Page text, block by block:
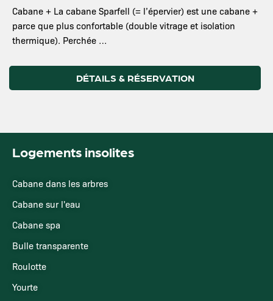
Cabane + La cabane Sparfell (= l’épervier) est une cabane +
parce que plus confortable (double vitrage et isolation
thermique). Perchée …
DÉTAILS & RÉSERVATION
Logements insolites
Cabane dans les arbres
Cabane sur l'eau
Cabane spa
Bulle transparente
Roulotte
Yourte